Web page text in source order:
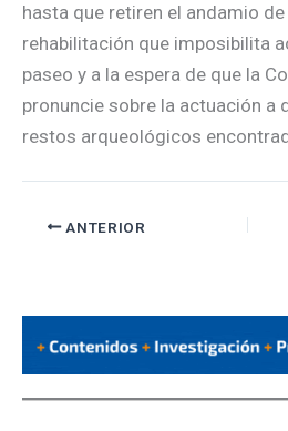
hasta que retiren el andamio
rehabilitación que imposibilita
paseo y a la espera de que la
pronuncie sobre la actuación a
restos arqueológicos
ANTERIOR